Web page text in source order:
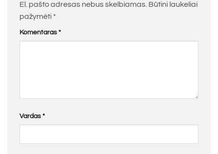
El. pašto adresas nebus skelbiamas. Būtini laukeliai
pažymėti *
Komentaras *
Vardas *